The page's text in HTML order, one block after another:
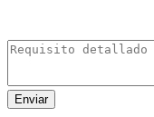
Enviar